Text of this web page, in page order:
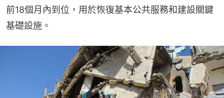
前18個月內到位，用於恢復基本公共服務和建設關鍵
基礎設施。